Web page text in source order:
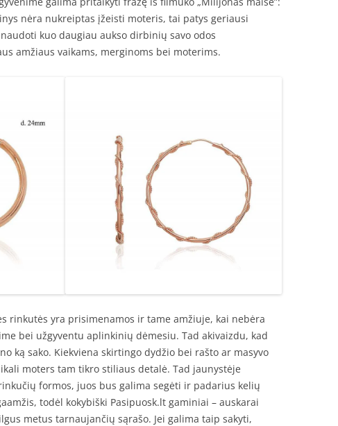
nėra nukreiptas įžeisti moteris, tai patys geriausi
kuo daugiau aukso dirbinių savo odos
amžiaus vaikams, merginoms bei moterims.
rinkutės yra prisimenamos ir tame amžiuje, kai nebėra
bei užgyventu aplinkinių dėmesiu. Tad akivaizdu, kad
ką sako. Kiekviena skirtingo dydžio bei rašto ar masyvo
moters tam tikro stiliaus detalė. Tad jaunystėje
formos, juos bus galima segėti ir padarius kelių
todėl kokybiški Pasipuosk.lt gaminiai – auskarai
metus tarnaujančių sąrašo. Jei galima taip sakyti,